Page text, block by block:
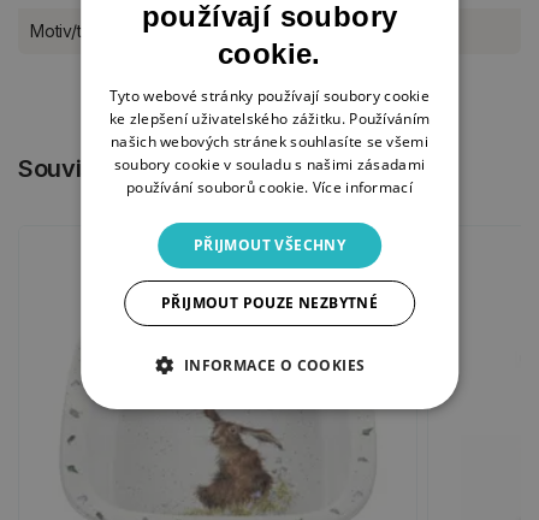
Motiv/téma celoroční
Související produkty
používají soubory
cookie.
Tyto webové stránky používají soubory cookie
ke zlepšení uživatelského zážitku. Používáním
našich webových stránek souhlasíte se všemi
soubory cookie v souladu s našimi zásadami
používání souborů cookie. Více informací
PŘIJMOUT VŠECHNY
PŘIJMOUT POUZE NEZBYTNÉ
INFORMACE O COOKIES